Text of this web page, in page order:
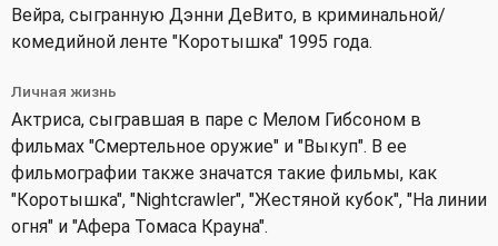
Вейра, сыгранную Дэнни ДеВито, в криминальной/
комедийной ленте "Коротышка" 1995 года.
Личная жизнь
Актриса, сыгравшая в паре с Мелом Гибсоном в
фильмах "Смертельное оружие" и "Выкуп". В ее
фильмографии также значатся такие фильмы, как
"Коротышка", "Nightcrawler", "Жестяной кубок", "На линии
огня" и "Афера Томаса Крауна".